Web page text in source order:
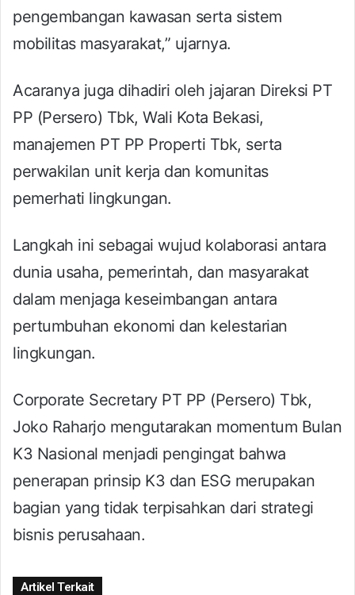
pengembangan kawasan serta sistem
mobilitas masyarakat,” ujarnya.
Acaranya juga dihadiri oleh jajaran Direksi PT
PP (Persero) Tbk, Wali Kota Bekasi,
manajemen PT PP Properti Tbk, serta
perwakilan unit kerja dan komunitas
pemerhati lingkungan.
Langkah ini sebagai wujud kolaborasi antara
dunia usaha, pemerintah, dan masyarakat
dalam menjaga keseimbangan antara
pertumbuhan ekonomi dan kelestarian
lingkungan.
Corporate Secretary PT PP (Persero) Tbk,
Joko Raharjo mengutarakan momentum Bulan
K3 Nasional menjadi pengingat bahwa
penerapan prinsip K3 dan ESG merupakan
bagian yang tidak terpisahkan dari strategi
bisnis perusahaan.
Artikel Terkait